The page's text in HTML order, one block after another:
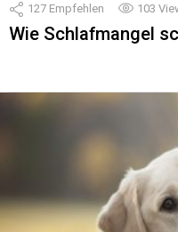
127 Empfehlen 103
Wie Schlafmangel